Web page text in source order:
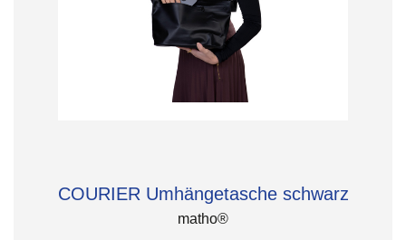
COURIER Umhängetasche schwarz
matho®